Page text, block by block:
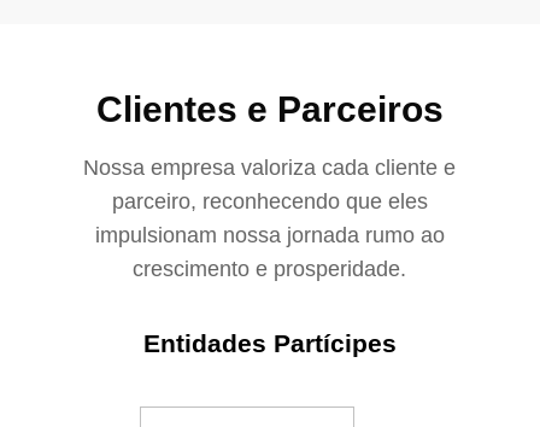
Clientes e Parceiros
Nossa empresa valoriza cada cliente e
parceiro, reconhecendo que eles
impulsionam nossa jornada rumo ao
crescimento e prosperidade.
Entidades Partícipes